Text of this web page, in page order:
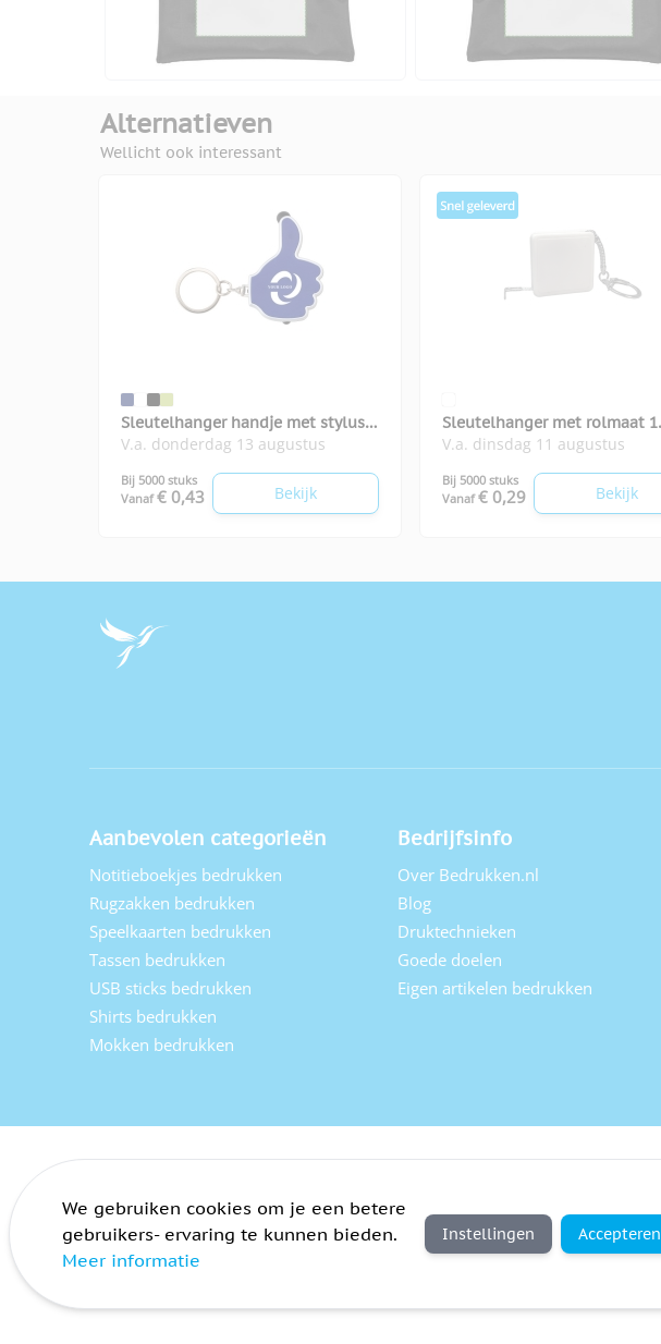
Alternatieven
Wellicht ook interessant
Sleutelhanger handje met stylus
en lampje
V.a. donderdag 13 augustus
Bij 5000 stuks
Vanaf € 0,43 Bekijk
Sleutelhanger met rolmaat 1
meter
V.a. dinsdag 11 augustus
Bij 5000 stuks
Vanaf € 0,29 Bekijk
Aanbevolen categorieën
Notitieboekjes bedrukken
Rugzakken bedrukken
Speelkaarten bedrukken
Tassen bedrukken
USB sticks bedrukken
Shirts bedrukken
Mokken bedrukken
Bedrijfsinfo
Over Bedrukken.nl
Blog
Druktechnieken
Goede doelen
Eigen artikelen bedrukken
Algemene voorwaarden
We gebruiken cookies om je een betere
gebruikers- ervaring te kunnen bieden.
Meer informatie
Instellingen Accepteren